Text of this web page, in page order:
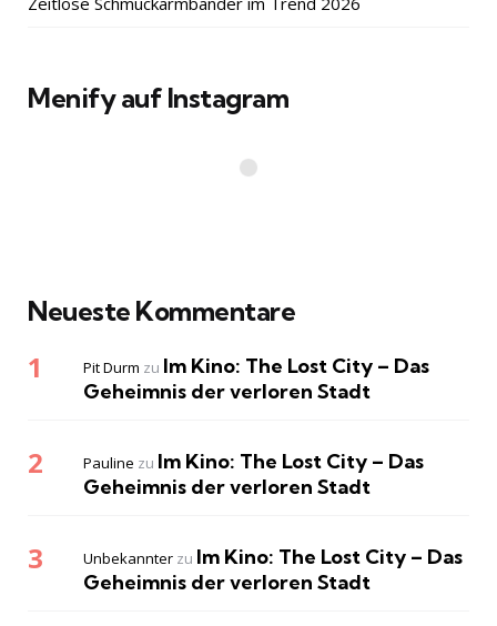
Menify auf Instagram
Neueste Kommentare
Pit Durm zu Im Kino: The Lost City – Das
Geheimnis der verloren Stadt
Pauline zu Im Kino: The Lost City – Das
Geheimnis der verloren Stadt
Unbekannter zu Im Kino: The Lost City – Das
Geheimnis der verloren Stadt